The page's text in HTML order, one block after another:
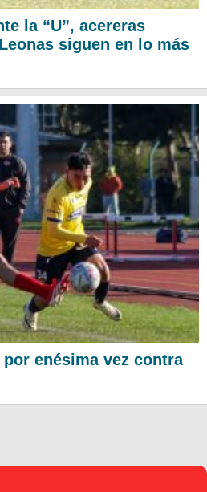
la “U”, acereras
siguen en lo más
enésima vez contra